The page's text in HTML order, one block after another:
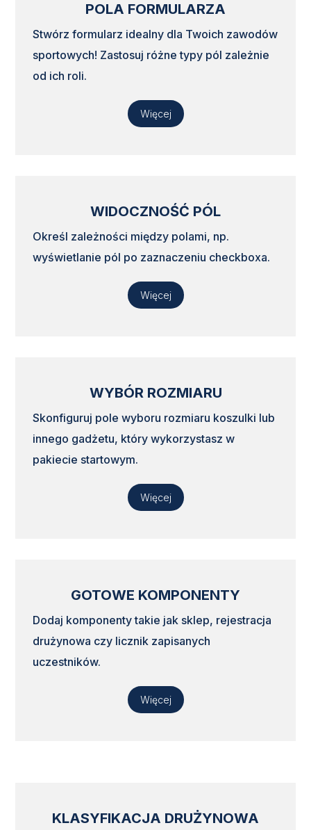
POLA FORMULARZA
Stwórz formularz idealny dla Twoich zawodów
sportowych! Zastosuj różne typy pól zależnie
od ich roli.
Więcej
WIDOCZNOŚĆ PÓL
Określ zależności między polami, np.
wyświetlanie pól po zaznaczeniu checkboxa.
Więcej
WYBÓR ROZMIARU
Skonfiguruj pole wyboru rozmiaru koszulki lub
innego gadżetu, który wykorzystasz w
pakiecie startowym.
Więcej
GOTOWE KOMPONENTY
Dodaj komponenty takie jak sklep, rejestracja
drużynowa czy licznik zapisanych
uczestników.
Więcej
KLASYFIKACJA DRUŻYNOWA